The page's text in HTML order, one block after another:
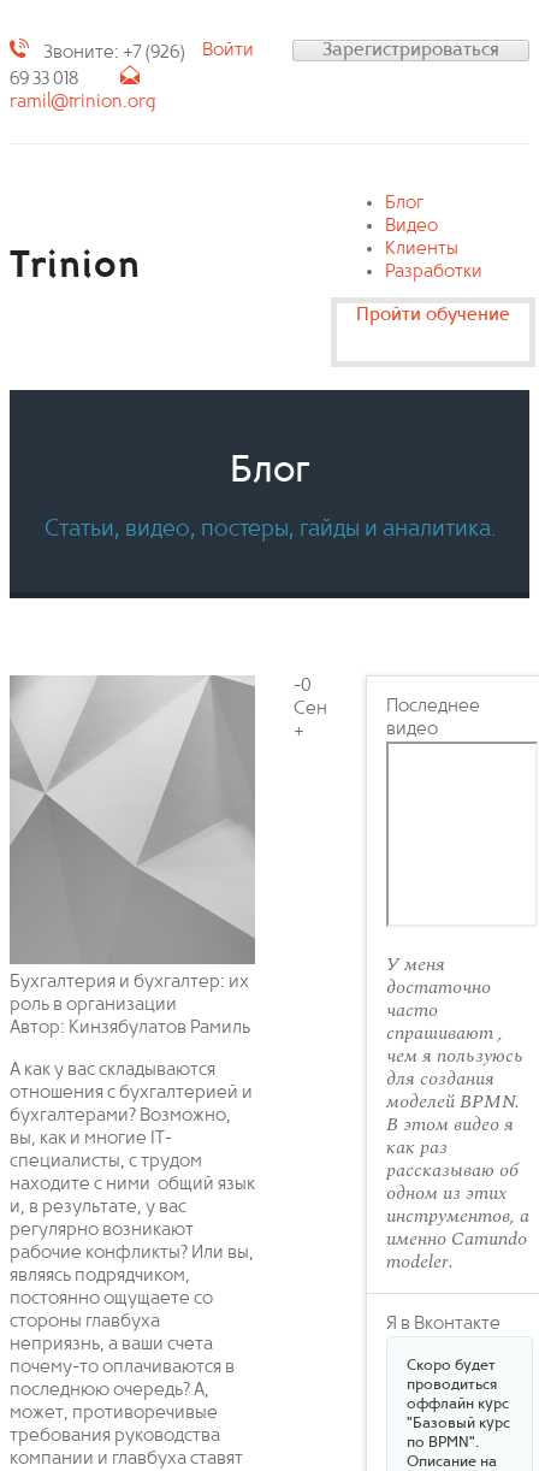
Звоните: +7 (926)
69 33 018
ramil@trinion.org
Войти Зарегистрироваться
Trinion
Блог
Видео
Клиенты
Разработки
Пройти обучение
Блог
Статьи, видео, постеры, гайды и аналитика.
Бухгалтерия и бухгалтер: их
роль в организации
Автор: Кинзябулатов Рамиль
А как у вас складываются
отношения с бухгалтерией и
бухгалтерами? Возможно,
вы, как и многие IT-
специалисты, с трудом
находите с ними общий язык
и, в результате, у вас
регулярно возникают
рабочие конфликты? Или вы,
являясь подрядчиком,
постоянно ощущаете со
стороны главбуха
неприязнь, а ваши счета
почему-то оплачиваются в
последнюю очередь? А,
может, противоречивые
требования руководства
компании и главбуха ставят
-0
Сен
+
Последнее
видео
У меня
достаточно
часто
спрашивают ,
чем я пользуюсь
для создания
моделей BPMN.
В этом видео я
как раз
рассказываю об
одном из этих
инструментов, а
именно Camundo
modeler.
Я в Вконтакте
Скоро будет
проводиться
оффлайн курс
"Базовый курс
по BPMN".
Описание на